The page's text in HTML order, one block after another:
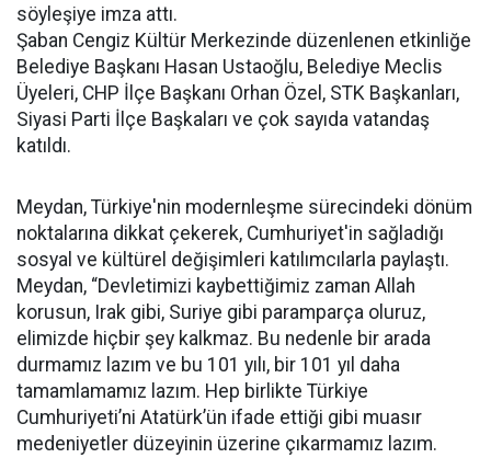
söyleşiye imza attı.
Şaban Cengiz Kültür Merkezinde düzenlenen etkinliğe
Belediye Başkanı Hasan Ustaoğlu, Belediye Meclis
Üyeleri, CHP İlçe Başkanı Orhan Özel, STK Başkanları,
Siyasi Parti İlçe Başkaları ve çok sayıda vatandaş
katıldı.
Meydan, Türkiye'nin modernleşme sürecindeki dönüm
noktalarına dikkat çekerek, Cumhuriyet'in sağladığı
sosyal ve kültürel değişimleri katılımcılarla paylaştı.
Meydan, “Devletimizi kaybettiğimiz zaman Allah
korusun, Irak gibi, Suriye gibi paramparça oluruz,
elimizde hiçbir şey kalkmaz. Bu nedenle bir arada
durmamız lazım ve bu 101 yılı, bir 101 yıl daha
tamamlamamız lazım. Hep birlikte Türkiye
Cumhuriyeti’ni Atatürk’ün ifade ettiği gibi muasır
medeniyetler düzeyinin üzerine çıkarmamız lazım.